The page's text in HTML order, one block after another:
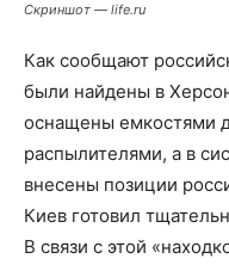
Скриншот — life.ru
Как сообщают
были найдены в
оснащены емкостями
распылителями, а в
внесены позиции
Киев готовил
В связи с этой